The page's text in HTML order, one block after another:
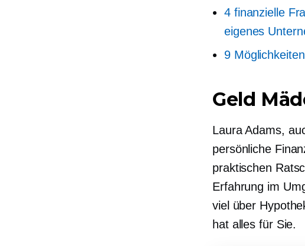
4 finanzielle
eigenes
9
Geld
Laura Adams,
persönliche
praktischen
Erfahrung im
viel über
hat alles für Sie.